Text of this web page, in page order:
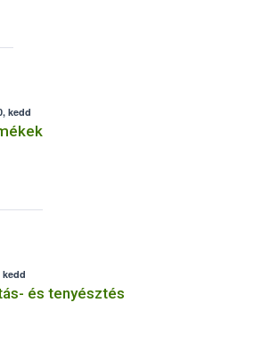
kedd
kedd
és tenyésztés